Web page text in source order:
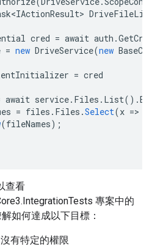
cred = await auth .
= new DriveService(new
= cred
await service. Files . List().
= files . Files .Select(x =>
(fileNames);
查看
專案中的
解如何達成以下目標：
有特定的權限